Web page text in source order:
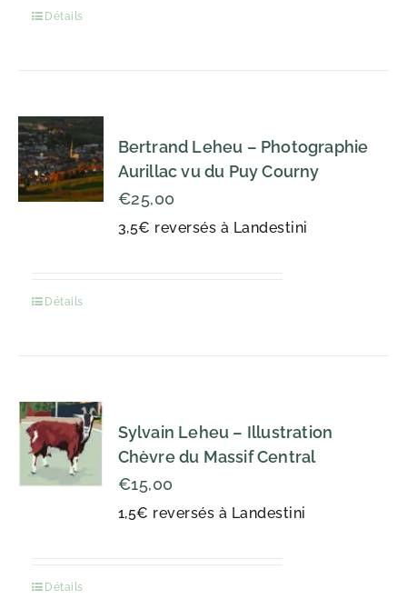
Détails
Bertrand Leheu – Photographie
Aurillac vu du Puy Courny
3,5€ reversés à Landestini
€25,00
Détails
Sylvain Leheu – Illustration
Chèvre du Massif Central
1,5€ reversés à Landestini
€15,00
Détails